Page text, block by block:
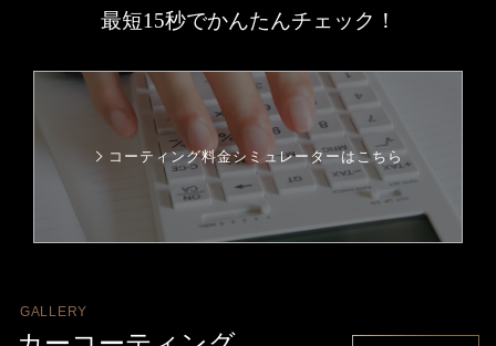
最短15秒でかんたんチェック！
コーティング料金シミュレーターはこちら
GALLERY